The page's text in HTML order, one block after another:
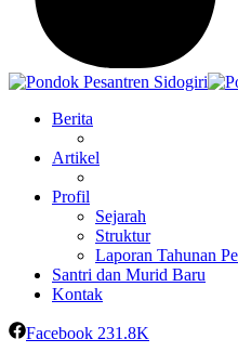
Berita
Artikel
Profil
Sejarah
Struktur
Laporan Tahunan
Santri dan Murid Baru
Kontak
Facebook 231.8K